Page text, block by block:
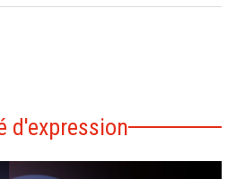
d'expression